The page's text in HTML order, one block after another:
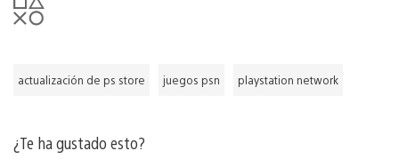
actualización de ps store juegos psn playstation network
¿Te ha gustado esto?